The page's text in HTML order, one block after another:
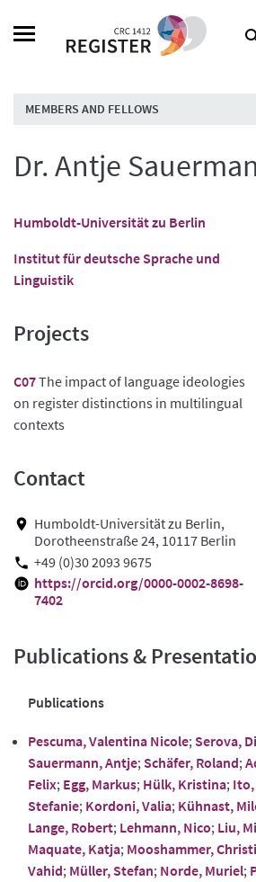
Search
MEMBERS AND FELLOWS
Dr. Antje
Humboldt-Universität zu Berlin
Institut für deutsche Sprache und
Linguistik
Projects
C07The impact of language ideologies
on register distinctions in multilingual
contexts
Contact
Humboldt-Universität zu Berlin,
Dorotheenstraße 24, 10117 Berlin
+49 (0)30 2093 9675
https://orcid.org/0000-0002-8698-
7402
Publications &
Publications
Pescuma, Valentina Nicole;Serova,
Sauermann, Antje;Schäfer, Roland;
Felix; Egg, Markus; Hülk, Kristina; Ito,
Stefanie; Kordoni, Valia; Kühnast,
Lange, Robert; Lehmann, Nico; Liu,
Maquate, Katja; Mooshammer,
Vahid; Müller, Stefan; Norde, Muriel;